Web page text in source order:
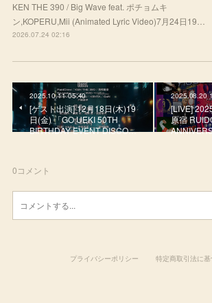
KEN THE 390 / Big Wave feat. ポチョムキ
ン,KOPERU,Mii (Animated Lyric Video)7月24日19…
2026.07.24 02:16
2025.10.11 05:40
[ゲスト出演] 12月18日(木)19
日(金) 「GO UEKI 50TH
BIRTHDAY EVENT DISCO…
2025.08.20
[LIVE]
原宿
0コメント
プライバシーポリシー 特定商取引法に